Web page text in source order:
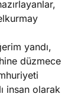
yandı,
düzmece
insan olarak